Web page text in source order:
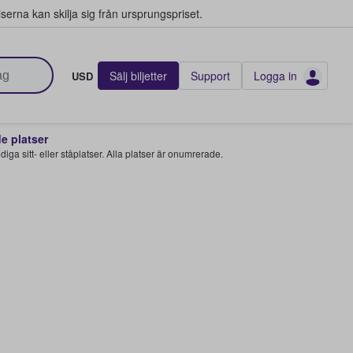
kan skilja sig från ursprungspriset.
USD Sälj biljetter Support Logga in
platser
sitt- eller ståplatser. Alla platser är onumrerade.